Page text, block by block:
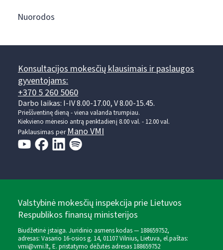
Nuorodos
Konsultacijos mokesčių klausimais ir paslaugos
gyventojams:
+370 5 260 5060
Darbo laikas: I-IV 8.00-17.00, V 8.00-15.45.
Prieššventinę dieną - viena valanda trumpiau.
Kiekvieno mėnesio antrą penktadienį 8.00 val. - 12.00 val.
Paklausimas perMano VMI
Valstybinė mokesčių inspekcija prie Lietuvos
Respublikos finansų ministerijos
Biudžetinė įstaiga. Juridinio asmens kodas — 188659752,
adresas: Vasario 16-osios g. 14, 01107 Vilnius, Lietuva, el.paštas:
vmi@vmi.lt, E. pristatymo dėžutės adresas 188659752